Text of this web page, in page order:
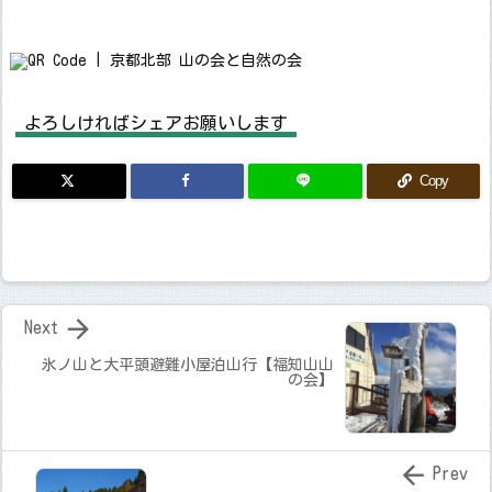
よろしければシェアお願いします
Copy
氷ノ山と大平頭避難小屋泊山行【福知山山
の会】

Next
 Prev